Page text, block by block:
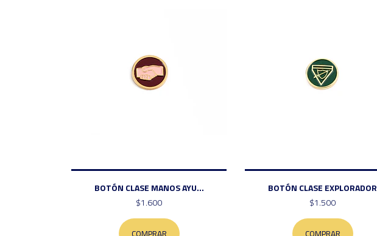
BOTÓN CLASE MANOS AYU...
$1.600
COMPRAR
BOTÓN CLASE EXPLORADOR
$1.500
COMPRAR